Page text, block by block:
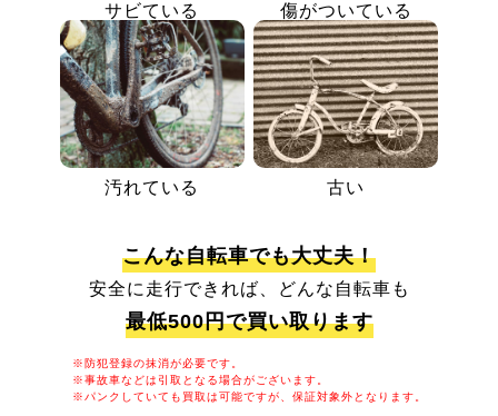
サビている 傷がついている
汚れている 古い
こんな自転車でも大丈夫！
安全に走行できれば、どんな自転車も
最低500円で買い取ります
※防犯登録の抹消が必要です。
※事故車などは引取となる場合がございます。
※パンクしていても買取は可能ですが、保証対象外となります。